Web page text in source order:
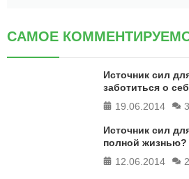
САМОЕ
Источник сил
заботиться о
19.06.2014
Источник сил
полной жизнью?
12.06.2014